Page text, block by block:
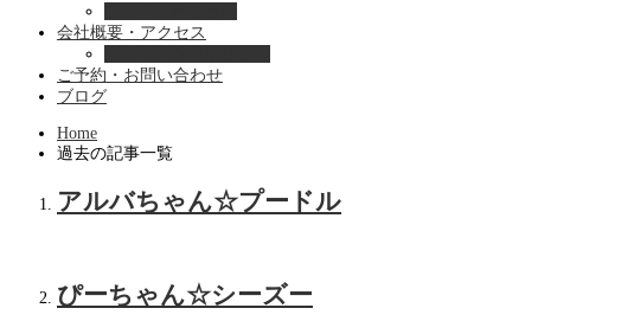
会社概要・アクセス
ご予約・お問い合わせ
ブログ
Home
過去の記事一覧
アルバちゃん☆プードル
ぴーちゃん☆シーズー